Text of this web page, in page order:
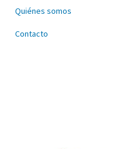
Quiénes somos
Contacto